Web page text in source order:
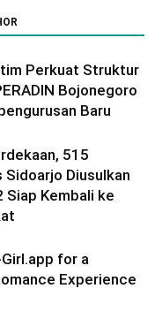
Perkuat Struktur
Bojonegoro
Baru
515
Sidoarjo Diusulkan
Siap Kembali ke
for a
Experience